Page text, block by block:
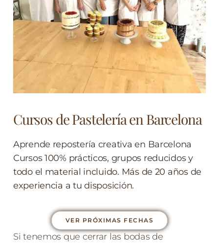
Cursos de Pastelería en Barcelona
Aprende repostería creativa en Barcelona
Cursos 100% prácticos, grupos reducidos y
todo el material incluido. Más de 20 años de
experiencia a tu disposición.
VER PRÓXIMAS FECHAS
Si tenemos que cerrar las bodas de